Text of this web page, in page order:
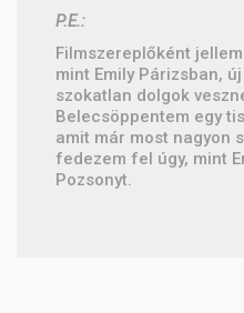
P.E.:
Filmszereplőként
mint Emily Párizsban,
szokatlan dolgok
Belecsöppentem egy
amit már most nagyon
fedezem fel úgy, mint
Pozsonyt.